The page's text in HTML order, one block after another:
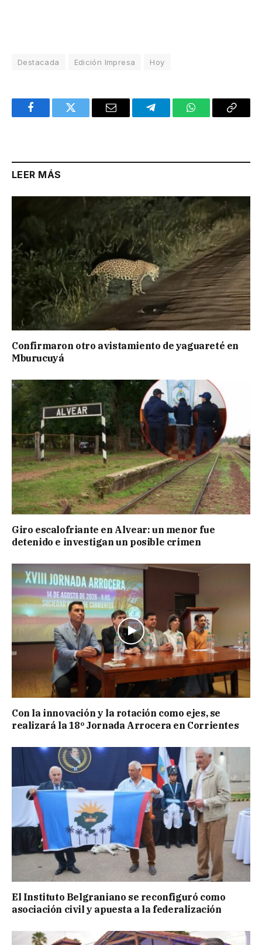
Destacada Edición Impresa Hoy
FacebookTwitter Email TelegramWhatsAppCopy
LEER MÁS
Confirmaron otro avistamiento de yaguareté en
Mburucuyá
Giro escalofriante en Alvear: un menor fue
detenido e investigan un posible crimen
Con la innovación y la rotación como ejes, se
realizará la 18º Jornada Arrocera en Corrientes
El Instituto Belgraniano se reconfiguró como
asociación civil y apuesta a la federalización